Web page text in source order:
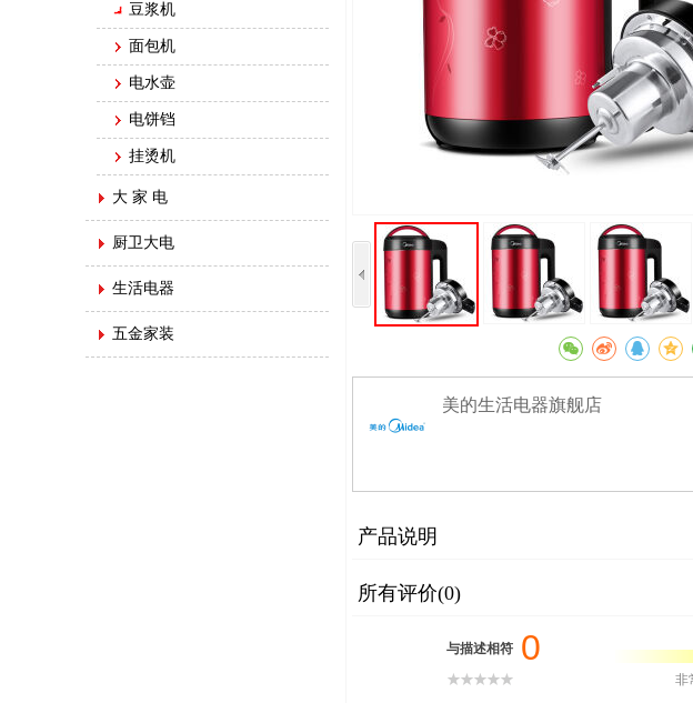
豆浆机
面包机
电水壶
电饼铛
挂烫机
大 家 电
厨卫大电
生活电器
五金家装
美的生活电器旗舰店
产品说明
所有评价(0)
与描述相符 0
非